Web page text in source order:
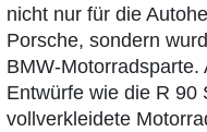
nicht nur für die
Porsche, sondern
BMW-
Entwürfe wie die R 90
vollverkleidete